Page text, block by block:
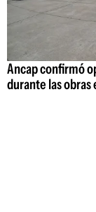
Ancap confirmó
durante las obras